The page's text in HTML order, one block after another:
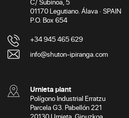
01170 Legutiano. Álava · SPAIN
P.O. Box 654
+34 945 465 629
info@shuton-ipiranga.com
Urnieta plant
Polígono Industrial Erratzu
Parcela G3. Pabellón 221